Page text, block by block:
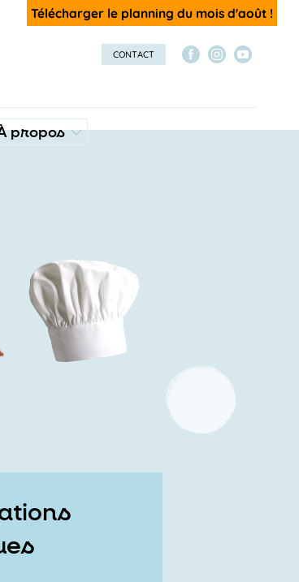
Télécharger le planning du mois d'août !
propos
CONTACT